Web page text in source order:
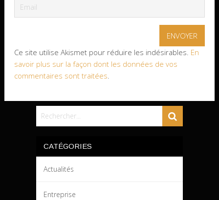
Ce site utilise Akismet pour réduire les indésirables. En
savoir plus sur la façon dont les données de vos
commentaires sont traitées
CATÉGORIES
Actualités
Entreprise